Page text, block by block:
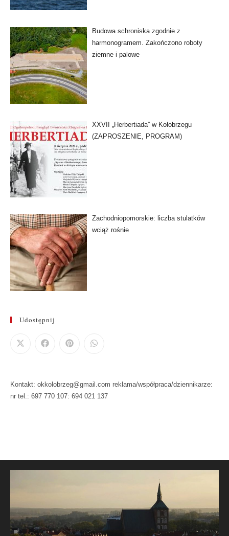
Budowa schroniska zgodnie z
harmonogramem. Zakończono roboty
ziemne i palowe
XXVII „Herbertiada” w Kołobrzegu
(ZAPROSZENIE, PROGRAM)
Zachodniopomorskie: liczba stulatków
wciąż rośnie
Udostępnij
Kontakt: okkolobrzeg@gmail.com reklama/współpraca/dziennikarze:
nr tel.: 697 770 107: 694 021 137